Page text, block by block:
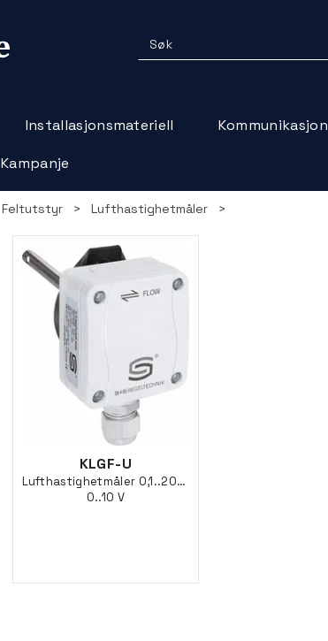
Installasjonsmateriell Kommunikasjon
Kampanje
Feltutstyr > Lufthastighetmåler >
KLGF-U
Lufthastighetmåler 0,1..20m/s
0..10 V